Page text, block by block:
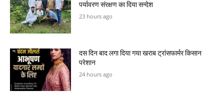
पर्यावरण संरक्षण का दिया सन्देश
23 hours ago
दस दिन बाद लगा दिया गया खराब ट्रांसफार्मर किसान
परेशान
24 hours ago